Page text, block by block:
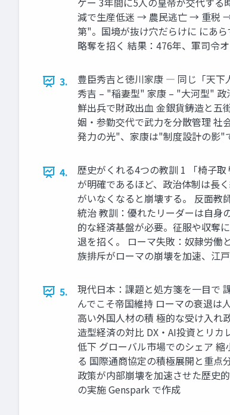
減で生産低迷 → 農民逃亡 → 重税 →
第"。国境が抜け穴だらけに にあ
略奪を招く 結果：476年、軍司令
3.
豊臣秀吉と徳川家康 ― 同じ「天
秀吉 – "稲妻型" 家康 – "大河型"
鮮出兵で財政出血 金銀貨鋳造と五
姻・参勤交代で武力を分散管理 社
発力の光"、家康は"制度設計の影"
4.
歴史がくれる4つの教訓 1 「椅子
が明確であるほど、政治体制は長
がいなくなると崩壊する。 反面教
統治 教訓：優れたリーダーは自身
的な経済基盤が必要。征服や収奪
退を招く。 ローマ失敗：奴隷労働
族排斥がローマの崩壊を加速、江
5.
現代日本：課題と処方箋を一目で
んでこそ帝国維持 ローマの衰退は
高い外国人材の積 極的な受け入れ
造型経済の対比 DX・AI投資とリ
低下 グローバル市場でのシェア
る 国際通商協定の積極展開と重点
政策が内部崩壊を加速させた歴史
の実施 Genspark で作成